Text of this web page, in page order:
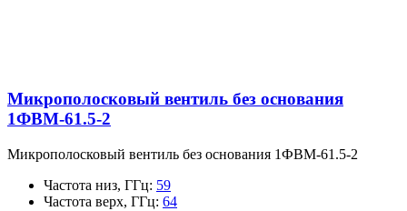
Микрополосковый вентиль без основания
1ФВМ-61.5-2
Микрополосковый вентиль без основания 1ФВМ-61.5-2
Частота низ, ГГц: 59
Частота верх, ГГц: 64